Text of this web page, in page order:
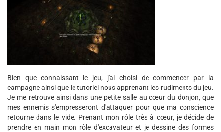
Bien que connaissant le jeu, j'ai choisi de commencer par la
campagne ainsi que le tutoriel nous apprenant les rudiments du jeu.
Je me retrouve ainsi dans une petite salle au cœur du donjon, que
mes ennemis s'empresseront d'attaquer pour que ma conscience
retourne dans le vide. Prenant mon rôle très à cœur, je décide de
prendre en main mon rôle d'excavateur et je dessine des formes